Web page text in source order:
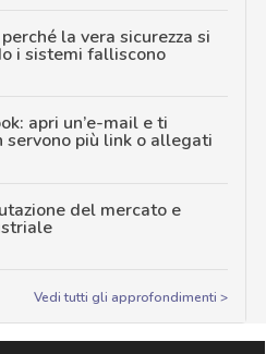
la vera sicurezza si
i sistemi falliscono
apri un’e-mail e ti
servono più link o allegati
del mercato e
Vedi tutti gli approfondimenti >